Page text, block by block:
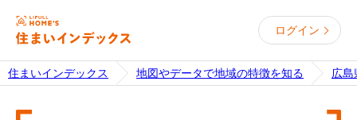
ログイン
住まいインデックス 地図やデータで地域の特徴を知る 広島